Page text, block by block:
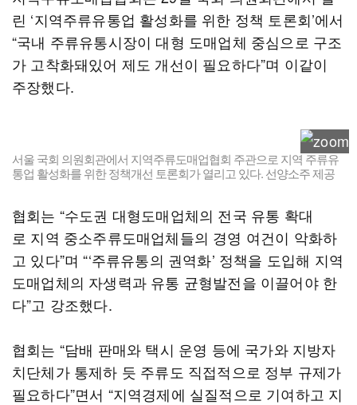
린 ‘지역주류유통업 활성화를 위한 정책 토론회’에서
“국내 주류유통시장이 대형 도매업체 중심으로 구조
가 고착화돼있어 제도 개선이 필요하다”며 이같이
주장했다.
서울 국회 의원회관에서 지역주류도매업협회 주관으로 지역 주류유
통업 활성화를 위한 정책개선 토론회가 열리고 있다. 선양소주 제공
협회는 “수도권 대형도매업체의 전국 유통 확대
로 지역 중소주류도매업체들의 경영 여건이 악화하
고 있다”며 “‘주류유통의 권역화’ 정책을 도입해 지역
도매업체의 자생력과 유통 균형발전을 이끌어야 한
다”고 강조했다.
협회는 “담배 판매와 택시 운영 등에 국가와 지방자
치단체가 통제하 듯 주류도 직접적으로 정부 규제가
필요하다”면서 “지역경제에 실질적으로 기여하고 지